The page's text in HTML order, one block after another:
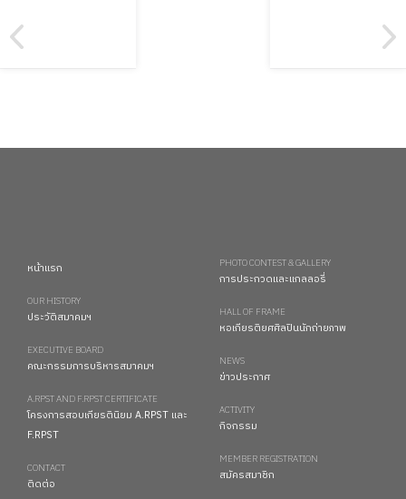
หน้าแรก
OUR HISTORY
ประวัติสมาคมฯ
EXECUTIVE BOARD
คณะกรรมการบริหารสมาคมฯ
A.RPST AND F.RPST CERTIFICATE
โครงการสอบเกียรตินิยม A.RPST และ
F.RPST
CONTACT
ติดต่อ
PHOTO CONTEST & GALLERY
การประกวดและแกลลอรี่
HALL OF FRAME
หอเกียรติยศศิลปินนักถ่ายภาพ
NEWS
ข่าวประกาศ
ACTIVITY
กิจกรรม
MEMBER REGISTRATION
สมัครสมาชิก